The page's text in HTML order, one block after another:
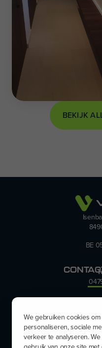
BEKIJK
We gebruiken cookies
personaliseren, sociale
verkeer te analyseren.
BE